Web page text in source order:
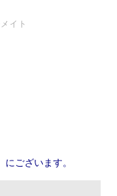
イト
にございます。